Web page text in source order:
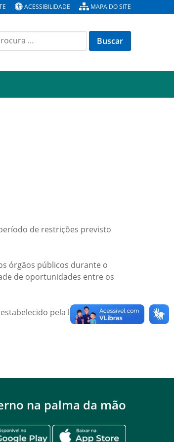
ACESSIBILIDADE MAPA DO SITE
de restrições previsto
órgãos públicos durante o
de oportunidades entre os
pela legislação
na palma da mão